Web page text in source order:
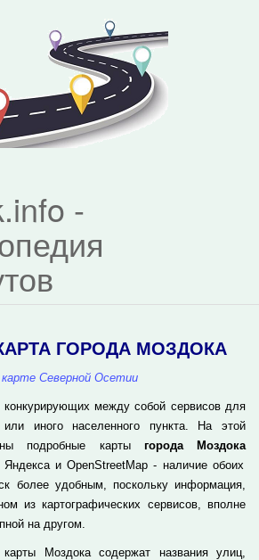
-
ГОРОДА МОЗДОКА
карте Северной Осетии
конкурирующих между собой сервисов для
или иного населенного пункта. На этой
подробные карты города Моздока
Яндекса и OpenStreetMap - наличие обоих
более удобным, поскольку информация,
из картографических сервисов, вполне
на другом.
Моздока содержат названия улиц,